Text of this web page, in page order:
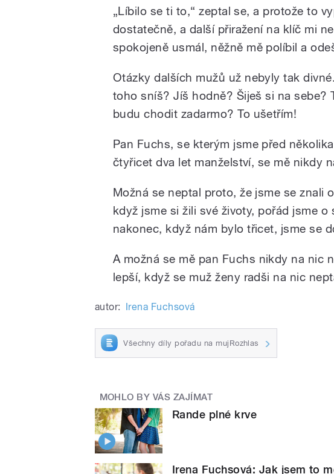
„Líbilo se ti to,“ zeptal se, a protože to
dostatečně, a další přiražení na klíč mi
spokojeně usmál, něžně mě políbil a
Otázky dalších mužů už nebyly tak
toho sníš? Jíš hodně? Šiješ si na sebe?
budu chodit zadarmo? To ušetřím!
Pan Fuchs, se kterým jsme před
čtyřicet dva let manželství, se mě nikdy
Možná se neptal proto, že jsme se znali
když jsme si žili své životy, pořád jsme o
nakonec, když nám bylo třicet, jsme se
A možná se mě pan Fuchs nikdy na nic
lepší, když se muž ženy radši na nic
autor: Irena Fuchsová
Všechny díly pořadu na mujRozhlas
MOHLO BY VÁS ZAJÍMAT
Rande plné krve
Irena Fuchsová: Jak jsem to